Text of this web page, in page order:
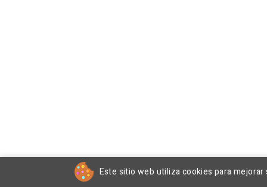
Este sitio web utiliza cookies para